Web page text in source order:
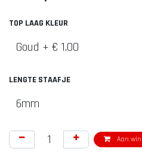
TOP LAAG KLEUR
LENGTE STAAFJE
Aan